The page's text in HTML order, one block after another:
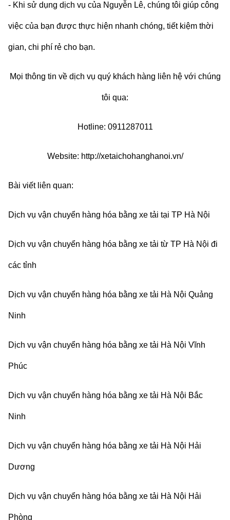
- Khi sử dụng dịch vụ của Nguyễn Lê, chúng tôi giúp công
việc của bạn được thực hiện nhanh chóng, tiết kiệm thời
gian, chi phí rẻ cho bạn.
Mọi thông tin về dịch vụ quý khách hàng liên hệ với chúng
tôi qua:
Hotline: 0911287011
Website: http://xetaichohanghanoi.vn/
Bài viết liên quan:
Dịch vụ vận chuyển hàng hóa bằng xe tải tại TP Hà Nội
Dịch vụ vận chuyển hàng hóa bằng xe tải từ TP Hà Nội đi
các tỉnh
Dịch vụ vận chuyển hàng hóa bằng xe tải Hà Nội Quảng
Ninh
Dịch vụ vận chuyển hàng hóa bằng xe tải Hà Nội Vĩnh
Phúc
Dịch vụ vận chuyển hàng hóa bằng xe tải Hà Nội Bắc
Ninh
Dịch vụ vận chuyển hàng hóa bằng xe tải Hà Nội Hải
Dương
Dịch vụ vận chuyển hàng hóa bằng xe tải Hà Nội Hải
Phòng